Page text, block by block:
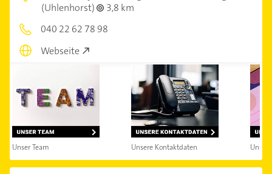
(Uhlenhorst)
3,8 km
040 22 62 78 98
Webseite
Unser Team Unsere Kontaktdaten